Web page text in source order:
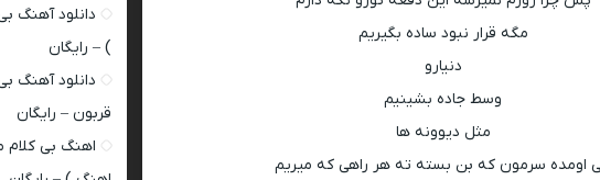
مگه قرار نبود ساده بگیریم
دنیارو
وسط جاده بشینیم
مثل دیوونه ها
اومده سرمون که بن بسته ته هر راهی که میریم
دانلود آهنگ
) – رایگان
دانلود آهنگ
قربون – رایگان
اهنگ بی